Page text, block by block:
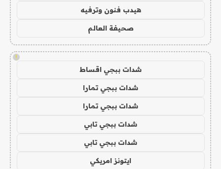
هيدب فنون وترفيه
صحيفة العالم
!
شدات ببجي اقساط
شدات ببجي تمارا
شدات ببجي تمارا
شدات ببجي تابي
شدات ببجي تابي
ايتونز امريكي